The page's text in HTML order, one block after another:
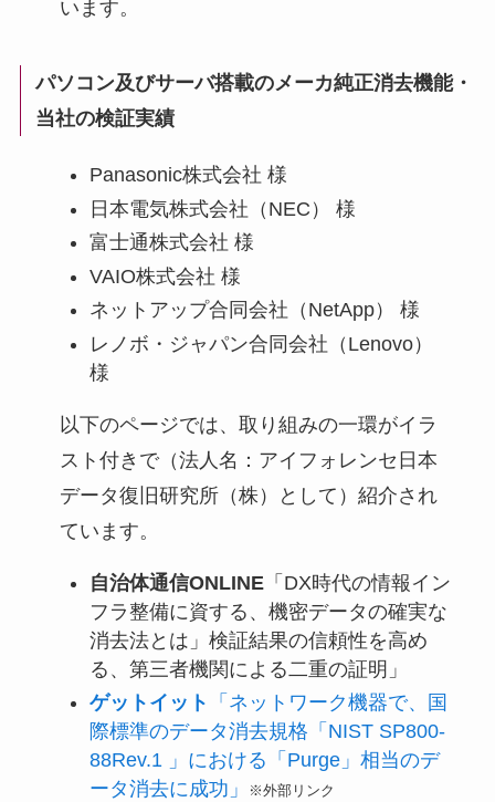
います。
パソコン及びサーバ搭載のメーカ純正消去機能・
当社の検証実績
Panasonic株式会社 様
日本電気株式会社（NEC） 様
富士通株式会社 様
VAIO株式会社 様
ネットアップ合同会社（NetApp） 様
レノボ・ジャパン合同会社（Lenovo）
様
以下のページでは、取り組みの一環がイラ
スト付きで（法人名：アイフォレンセ日本
データ復旧研究所（株）として）紹介され
ています。
自治体通信ONLINE「DX時代の情報イン
フラ整備に資する、機密データの確実な
消去法とは」検証結果の信頼性を高め
る、第三者機関による二重の証明」
ゲットイット
「ネットワーク機器で、国
際標準のデータ消去規格「NIST SP800-
88Rev.1 」における「Purge」相当のデ
ータ消去に成功」
※外部リンク